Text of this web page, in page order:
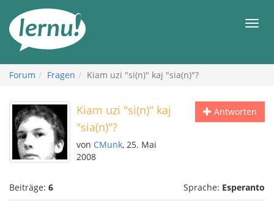
Inhalt
Forum Fragen Kiam uzi "si(n)" kaj "sia(n)"?
Antworten
Kiam uzi "si(n)" kaj
"sia(n)"?
von CMunk, 25. Mai
2008
Beiträge: 6 Sprache: Esperanto